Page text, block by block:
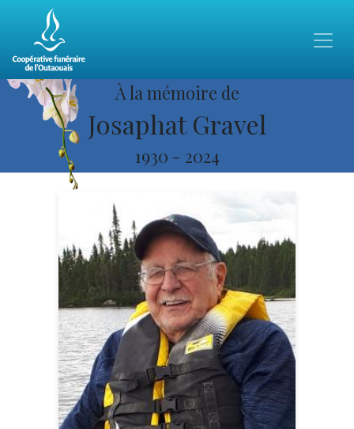
À la mémoire de
Josaphat Gravel
1930 - 2024